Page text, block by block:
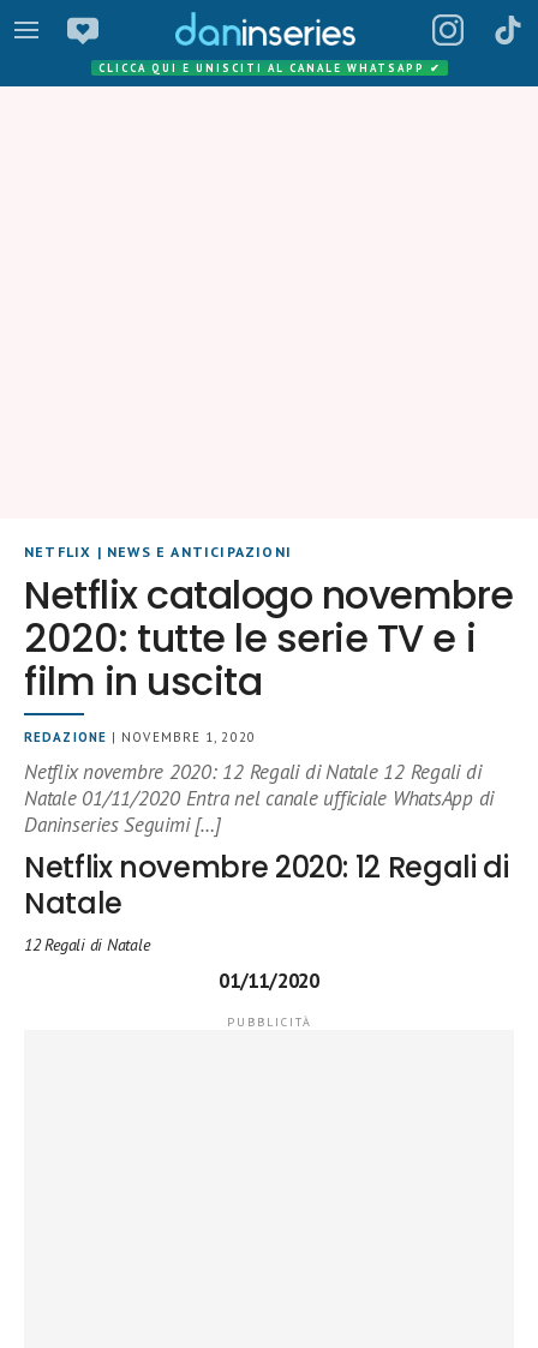
CLICCA QUI E UNISCITI AL CANALE WHATSAPP ✔
NETFLIX | NEWS E ANTICIPAZIONI
Netflix catalogo novembre
2020: tutte le serie TV e i
film in uscita
REDAZIONE | NOVEMBRE 1, 2020
Netflix novembre 2020: 12 Regali di Natale 12 Regali di
Natale 01/11/2020 Entra nel canale ufficiale WhatsApp di
Daninseries Seguimi […]
Netflix novembre 2020: 12 Regali di
Natale
12 Regali di Natale
01/11/2020